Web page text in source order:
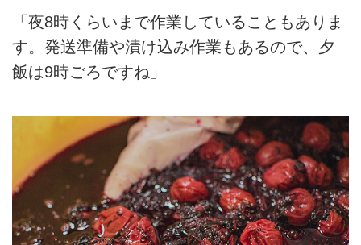
「夜8時くらいまで作業していることもありま
す。発送準備や漬け込み作業もあるので、夕
飯は9時ごろですね」